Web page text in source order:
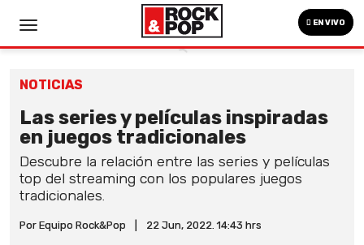
EN VIVO
NOTICIAS
Las series y películas inspiradas
en juegos tradicionales
Descubre la relación entre las series y películas
top del streaming con los populares juegos
tradicionales.
Por Equipo Rock&Pop 22 Jun, 2022. 14:43 hrs